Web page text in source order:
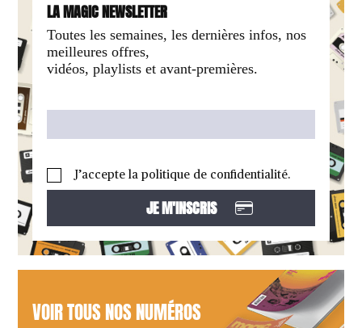
LA MAGIC NEWSLETTER
Toutes les semaines, les dernières infos, nos
meilleures offres,
vidéos, playlists et avant-premières.
J’accepte la politique de confidentialité.
VOIR TOUS NOS NUMÉROS